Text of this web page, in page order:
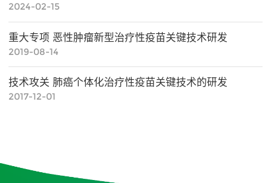
2024-02-15
重大专项 恶性肿瘤新型治疗性疫苗关键技术研发
2019-08-14
技术攻关 肺癌个体化治疗性疫苗关键技术的研发
2017-12-01